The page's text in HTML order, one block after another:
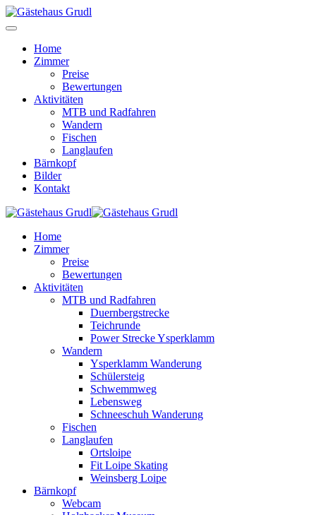
Home
Zimmer
Preise
Bewertungen
Aktivitäten
MTB und Radfahren
Wandern
Fischen
Langlaufen
Bärnkopf
Bilder
Kontakt
Home
Zimmer
Preise
Bewertungen
Aktivitäten
MTB und Radfahren
Duernbergstrecke
Teichrunde
Power Strecke Ysperklamm
Wandern
Ysperklamm Wanderung
Schülersteig
Schwemmweg
Lebensweg
Schneeschuh Wanderung
Fischen
Langlaufen
Ortsloipe
Fit Loipe Skating
Weinsberg Loipe
Bärnkopf
Webcam